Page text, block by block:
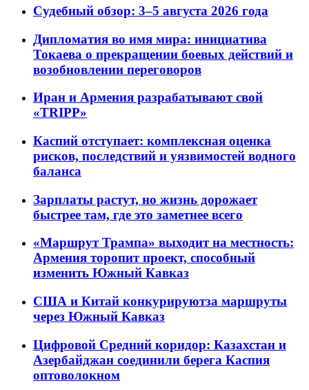
Судебный обзор: 3–5 августа 2026 года
Дипломатия во имя мира: инициатива
Токаева о прекращении боевых действий и
возобновлении переговоров
Иран и Армения разрабатывают свой
«TRIPP»
Каспий отступает: комплексная оценка
рисков, последствий и уязвимостей водного
баланса
Зарплаты растут, но жизнь дорожает
быстрее там, где это заметнее всего
«Маршрут Трампа» выходит на местность:
Армения торопит проект, способный
изменить Южный Кавказ
США и Китай конкурируютза маршруты
через Южный Кавказ
Цифровой Средний коридор: Казахстан и
Азербайджан соединили берега Каспия
оптоволокном